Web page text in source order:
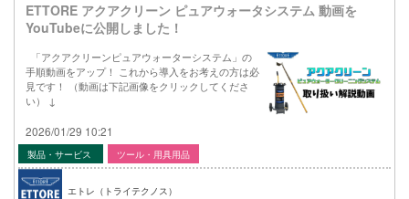
ETTORE アクアクリーン ピュアウォータシステム 動画を
YouTubeに公開しました！
「アクアクリーンピュアウォーターシステム」の
手順動画をアップ！ これから導入をお考えの方は必
見です！ （動画は下記画像をクリックしてくださ
い） ↓
2026/01/29 10:21
製品・サービス ツール・用具用品
エトレ（トライテクノス）